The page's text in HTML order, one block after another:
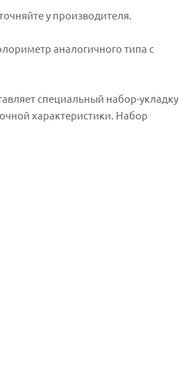
у производителя.
аналогичного типа с
специальный набор-укладку
характеристики. Набор